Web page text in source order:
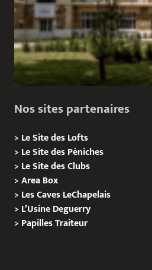
Nos sites partenaires
> Le Site des Lofts
> Le Site des Péniches
> Le Site des Clubs
>Area Box
> Les Caves LeChapelais
> L’Usine Deguerry
> PapillesTraiteur